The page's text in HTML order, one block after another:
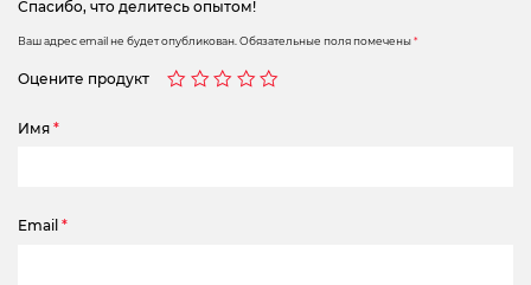
Спасибо, что делитесь опытом!
Ваш адрес email не будет опубликован. Обязательные поля помечены*
Оцените продукт
Имя *
Email *